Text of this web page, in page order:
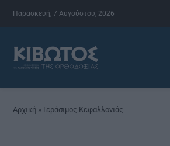
Παρασκευή, 7 Αυγούστου, 2026
Αρχική » Γεράσιμος Κεφαλλονιάς